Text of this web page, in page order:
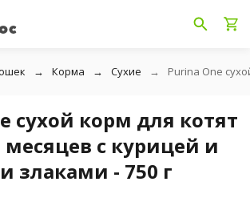
Корма Сухие Purina One
сухой корм для котят
месяцев с курицей и
злаками - 750 г